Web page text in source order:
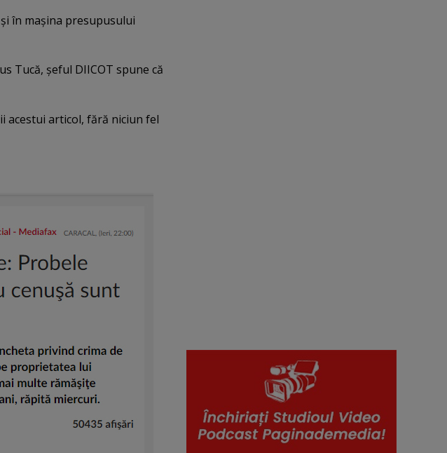
în maşina presupusului
Tucă, şeful DIICOT spune că
acestui articol, fără niciun fel